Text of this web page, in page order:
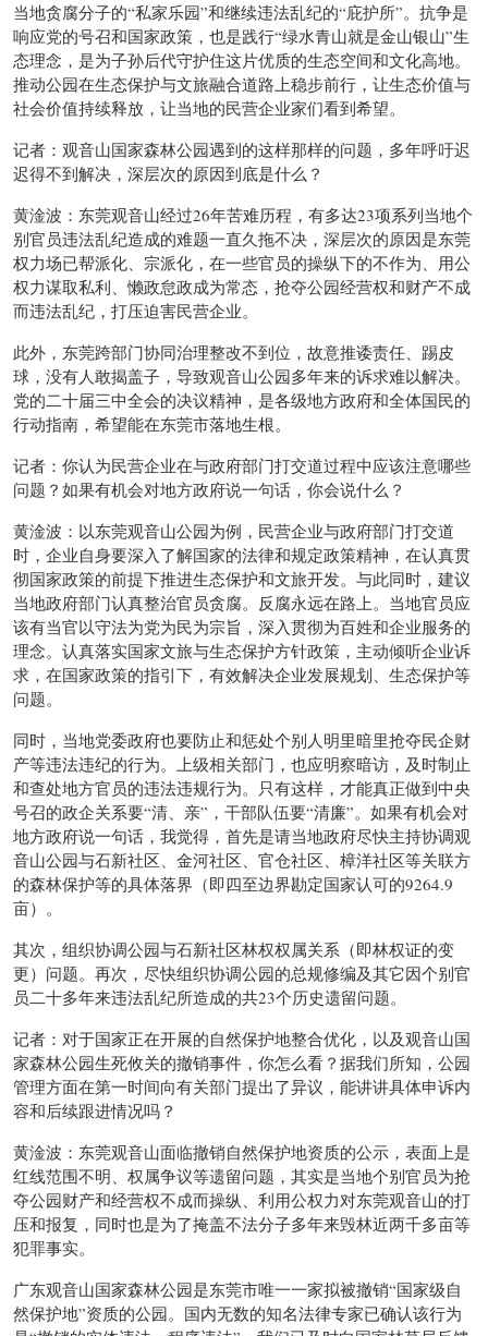
当地贪腐分子的“私家乐园”和继续违法乱纪的“庇护所”。抗争是
响应党的号召和国家政策，也是践行“绿水青山就是金山银山”生
态理念，是为子孙后代守护住这片优质的生态空间和文化高地。
推动公园在生态保护与文旅融合道路上稳步前行，让生态价值与
社会价值持续释放，让当地的民营企业家们看到希望。
记者：观音山国家森林公园遇到的这样那样的问题，多年呼吁迟
迟得不到解决，深层次的原因到底是什么？
黄淦波：东莞观音山经过26年苦难历程，有多达23项系列当地个
别官员违法乱纪造成的难题一直久拖不决，深层次的原因是东莞
权力场已帮派化、宗派化，在一些官员的操纵下的不作为、用公
权力谋取私利、懒政怠政成为常态，抢夺公园经营权和财产不成
而违法乱纪，打压迫害民营企业。
此外，东莞跨部门协同治理整改不到位，故意推诿责任、踢皮
球，没有人敢揭盖子，导致观音山公园多年来的诉求难以解决。
党的二十届三中全会的决议精神，是各级地方政府和全体国民的
行动指南，希望能在东莞市落地生根。
记者：你认为民营企业在与政府部门打交道过程中应该注意哪些
问题？如果有机会对地方政府说一句话，你会说什么？
黄淦波：以东莞观音山公园为例，民营企业与政府部门打交道
时，企业自身要深入了解国家的法律和规定政策精神，在认真贯
彻国家政策的前提下推进生态保护和文旅开发。与此同时，建议
当地政府部门认真整治官员贪腐。反腐永远在路上。当地官员应
该有当官以守法为党为民为宗旨，深入贯彻为百姓和企业服务的
理念。认真落实国家文旅与生态保护方针政策，主动倾听企业诉
求，在国家政策的指引下，有效解决企业发展规划、生态保护等
问题。
同时，当地党委政府也要防止和惩处个别人明里暗里抢夺民企财
产等违法违纪的行为。上级相关部门，也应明察暗访，及时制止
和查处地方官员的违法违规行为。只有这样，才能真正做到中央
号召的政企关系要“清、亲”，干部队伍要“清廉”。如果有机会对
地方政府说一句话，我觉得，首先是请当地政府尽快主持协调观
音山公园与石新社区、金河社区、官仓社区、樟洋社区等关联方
的森林保护等的具体落界（即四至边界勘定国家认可的9264.9
亩）。
其次，组织协调公园与石新社区林权权属关系（即林权证的变
更）问题。再次，尽快组织协调公园的总规修编及其它因个别官
员二十多年来违法乱纪所造成的共23个历史遗留问题。
记者：对于国家正在开展的自然保护地整合优化，以及观音山国
家森林公园生死攸关的撤销事件，你怎么看？据我们所知，公园
管理方面在第一时间向有关部门提出了异议，能讲讲具体申诉内
容和后续跟进情况吗？
黄淦波：东莞观音山面临撤销自然保护地资质的公示，表面上是
红线范围不明、权属争议等遗留问题，其实是当地个别官员为抢
夺公园财产和经营权不成而操纵、利用公权力对东莞观音山的打
压和报复，同时也是为了掩盖不法分子多年来毁林近两千多亩等
犯罪事实。
广东观音山国家森林公园是东莞市唯一一家拟被撤销“国家级自
然保护地”资质的公园。国内无数的知名法律专家已确认该行为